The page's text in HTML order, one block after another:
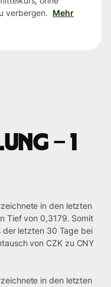
verbergen. Mehr
– 1
in den letzten
Tief von 0,3179. Somit
der letzten 30 Tage bei
von CZK zu CNY
in den letzten